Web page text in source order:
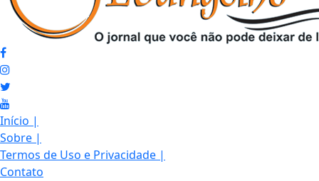
Início |
Sobre |
Termos de Uso e Privacidade |
Contato